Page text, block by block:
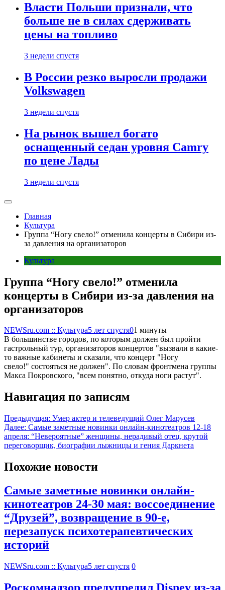
Власти Польши признали, что
больше не в силах сдерживать
цены на топливо
3 недели спустя
В России резко выросли продажи
Volkswagen
3 недели спустя
На рынок вышел богато
оснащенный седан уровня Camry
по цене Лады
3 недели спустя
Главная
Культура
Группа “Ногу свело!” отменила концерты в Сибири из-
за давления на организаторов
Культура
Группа “Ногу свело!” отменила
концерты в Сибири из-за давления на
организаторов
NEWSru.com :: Культура5 лет спустя01 минуты
В большинстве городов, по которым должен был пройти
гастрольный тур, организаторов концертов "вызвали в какие-
то важные кабинеты и сказали, что концерт "Ногу
свело!" состояться не должен". По словам фронтмена группы
Макса Покровского, "всем понятно, откуда ноги растут".
Навигация по записям
Предыдущая: Умер актер и телеведущий Олег Марусев
Далее: Самые заметные новинки онлайн-кинотеатров 12-18
апреля: “Невероятные” женщины, нерадивый отец, крутой
переговорщик, биографии лыжницы и гения Даркнета
Похожие новости
Самые заметные новинки онлайн-
кинотеатров 24-30 мая: воссоединение
“Друзей”, возвращение в 90-е,
перезапуск психотерапевтических
историй
NEWSru.com :: Культура5 лет спустя 0